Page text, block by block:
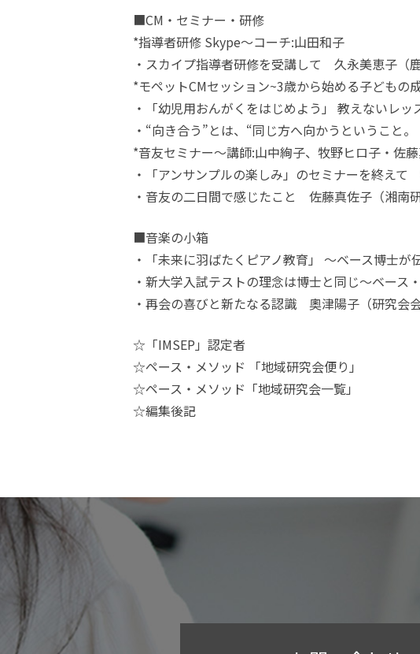
■CM・セミナー・研修
*指導者研修 Skype～コーチ:山田和子
・スカイプ指導者研修を受講して 久永美恵子（鹿
*モペットCMセッション~3歳から始める子ども
・「幼児用おんがくをはじめよう」 教えないレ
・“向き合う”とは、“同じ方へ向かうということ
*音友セミナー～講師:山中絢子、牧野ヒロ子・佐
・「アンサンプルの楽しみ」のセミナーを終えて
・音友の二日間で感じたこと 佐藤真佐子（湘南研
■音楽の小箱
・「未来に羽ばたくピアノ教育」 ～ベース博士
・新大学入試テストの理念は博士と同じ～ベー
・再会の喜びと新たなる認識 奧津陽子（研究会会
☆「IMSEP」認定者
☆ペース・メソッド 「地域研究会便り」
☆ペース・メソッド「地域研究会一覧」
☆編集後記